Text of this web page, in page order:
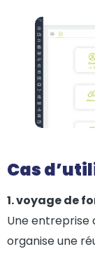
Cas
1. voyage de
Une entreprise
organise une